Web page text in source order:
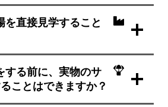
を直接見学すること
する前に、実物のサ
ことはできますか？